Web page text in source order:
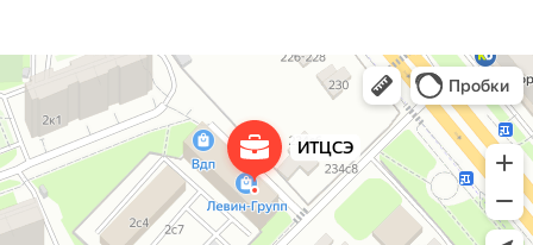
Техническая экспертиза промышленного оборудования(82)
Независимая экспертиза 3D принтеров(6)
Независимая экспертиза ЧПУ станков(23)
Экспертиза PDF файла(4)
Арбитражная экспертиза(93)